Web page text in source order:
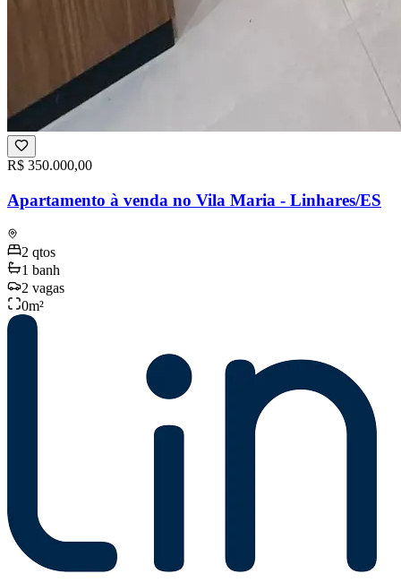
R$ 350.000,00
Apartamento à venda no Vila Maria - Linhares/ES
2 qtos
1 banh
2 vagas
0m²